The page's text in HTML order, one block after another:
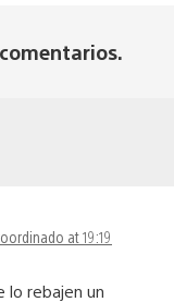
at 19:19
lo rebajen un